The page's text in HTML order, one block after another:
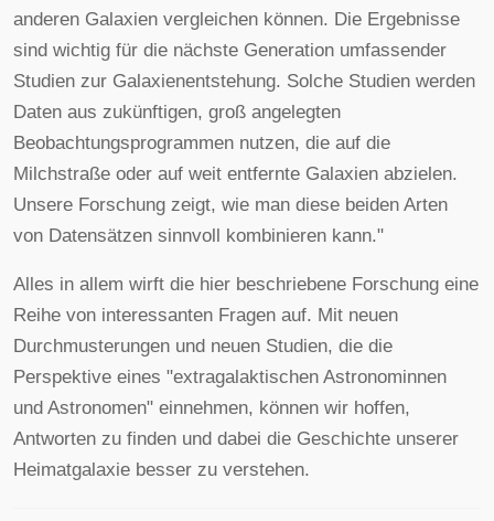
anderen Galaxien vergleichen können. Die Ergebnisse
sind wichtig für die nächste Generation umfassender
Studien zur Galaxienentstehung. Solche Studien werden
Daten aus zukünftigen, groß angelegten
Beobachtungsprogrammen nutzen, die auf die
Milchstraße oder auf weit entfernte Galaxien abzielen.
Unsere Forschung zeigt, wie man diese beiden Arten
von Datensätzen sinnvoll kombinieren kann."
Alles in allem wirft die hier beschriebene Forschung eine
Reihe von interessanten Fragen auf. Mit neuen
Durchmusterungen und neuen Studien, die die
Perspektive eines "extragalaktischen Astronominnen
und Astronomen" einnehmen, können wir hoffen,
Antworten zu finden und dabei die Geschichte unserer
Heimatgalaxie besser zu verstehen.